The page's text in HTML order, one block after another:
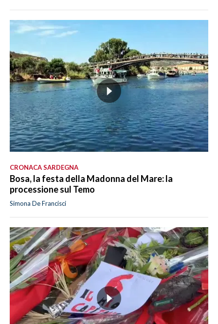
CRONACA SARDEGNA
Bosa, la festa della Madonna del Mare: la
processione sul Temo
Simona De Francisci